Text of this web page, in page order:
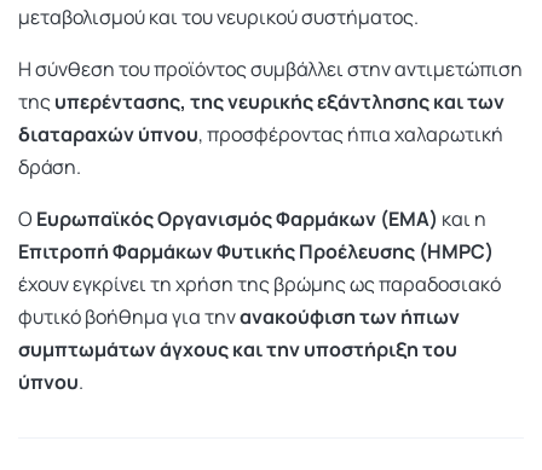
μεταβολισμού και του νευρικού συστήματος.
Η σύνθεση του προϊόντος συμβάλλει στην αντιμετώπιση
τηςυπερέντασης, της νευρικής εξάντλησης και των
διαταραχών ύπνου, προσφέροντας ήπια χαλαρωτική
δράση.
Ο Ευρωπαϊκός Οργανισμός Φαρμάκων (EMA) και η
Επιτροπή Φαρμάκων Φυτικής Προέλευσης (HMPC)
έχουν εγκρίνει τη χρήση της βρώμης ως παραδοσιακό
φυτικό βοήθημα για τηνανακούφιση των ήπιων
συμπτωμάτων άγχους και την υποστήριξη του
ύπνου.